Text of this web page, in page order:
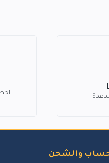
والشحن